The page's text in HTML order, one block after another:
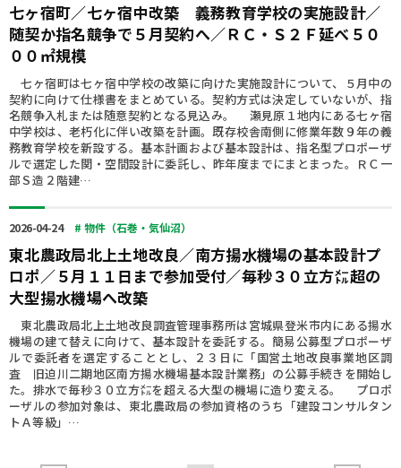
七ヶ宿町／七ヶ宿中改築 義務教育学校の実施設計／
随契か指名競争で５月契約へ／ＲＣ・Ｓ２Ｆ延べ５０
００㎡規模
七ヶ宿町は七ヶ宿中学校の改築に向けた実施設計について、５月中の
契約に向けて仕様書をまとめている。契約方式は決定していないが、指
名競争入札または随意契約となる見込み。 瀬見原１地内にある七ヶ宿
中学校は、老朽化に伴い改築を計画。既存校舎南側に修業年数９年の義
務教育学校を新設する。基本計画および基本設計は、指名型プロポーザ
ルで選定した関・空間設計に委託し、昨年度までにまとまった。ＲＣ一
部Ｓ造２階建…
2026-04-24 # 物件（石巻・気仙沼）
東北農政局北上土地改良／南方揚水機場の基本設計プ
ロポ／５月１１日まで参加受付／毎秒３０立方㍍超の
大型揚水機場へ改築
東北農政局北上土地改良調査管理事務所は宮城県登米市内にある揚水
機場の建て替えに向けて、基本設計を委託する。簡易公募型プロポーザ
ルで委託者を選定することとし、２３日に「国営土地改良事業地区調
査 旧迫川二期地区南方揚水機場基本設計業務」の公募手続きを開始し
た。排水で毎秒３０立方㍍を超える大型の機場に造り変える。 プロポ
ーザルの参加対象は、東北農政局の参加資格のうち「建設コンサルタン
トＡ等級」…